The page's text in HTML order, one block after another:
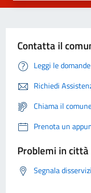
Contatta il
Leggi le
Richiedi
Chiama il
Prenota un
Problemi in città
Segnala